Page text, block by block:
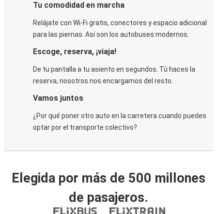
Tu comodidad en marcha
Relájate con Wi-Fi gratis, conectores y espacio adicional
para las piernas. Así son los autobuses modernos.
Escoge, reserva, ¡viaja!
De tu pantalla a tu asiento en segundos. Tú haces la
reserva, nosotros nos encargamos del resto.
Vamos juntos
¿Por qué poner otro auto en la carretera cuando puedes
optar por el transporte colectivo?
Elegida por más de 500 millones
de pasajeros.